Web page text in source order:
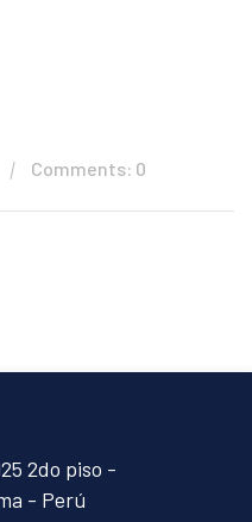
Comments: 0
2do piso -
- Perú